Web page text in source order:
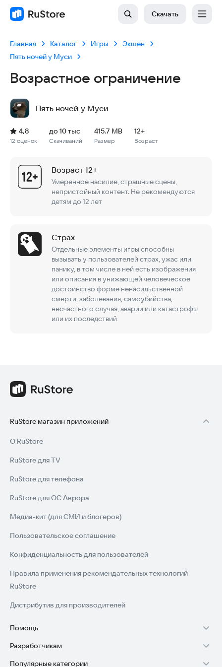
Скачать
Главная Каталог Игры
Экшен
Пять ночей у Муси
Возрастное ограничение
Пять ночей у Муси
Рейтинг: 4,8, 12 оценок
Скачиваний: до 10 тыс
Размер файла: 415.7 MB
Возрастное ограничение: 415.7 MB
12 оценок
4,8
Скачиваний
до 10 тыс
Размер
415.7 MB
Возраст
12+
Возраст 12+
Умеренное насилие, страшные сцены,
непристойный контент. Не рекомендуются
детям до 12 лет
Страх
Отдельные элементы игры способны
вызывать у пользователей страх, ужас или
панику, в том числе в ней есть изображения
или описания в унижающей человеческое
достоинство форме ненасильственной
смерти, заболевания, самоубийства,
несчастного случая, аварии или катастрофы
или их последствий
RuStore магазин приложений
О RuStore
RuStore для TV
RuStore для телефона
RuStore для ОС Аврора
Медиа-кит (для СМИ и блогеров)
Пользовательское соглашение
Конфиденциальность для пользователей
Правила применения рекомендательных технологий
RuStore
Дистрибутив для производителей
Помощь
Установка RuStore на TV
Разработчикам
Популярные категории